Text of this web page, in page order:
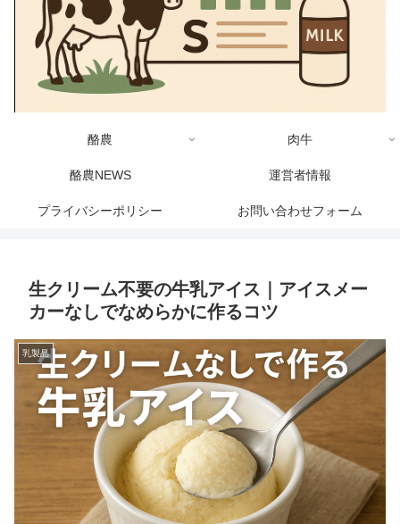
酪農 肉牛
酪農NEWS 運営者情報
プライバシーポリシー お問い合わせフォーム
生クリーム不要の牛乳アイス｜アイスメー
カーなしでなめらかに作るコツ
乳製品